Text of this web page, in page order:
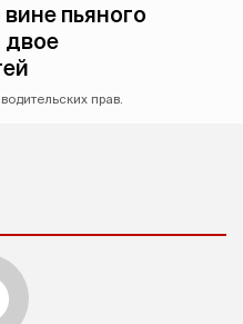
пьяного
двое
прав.